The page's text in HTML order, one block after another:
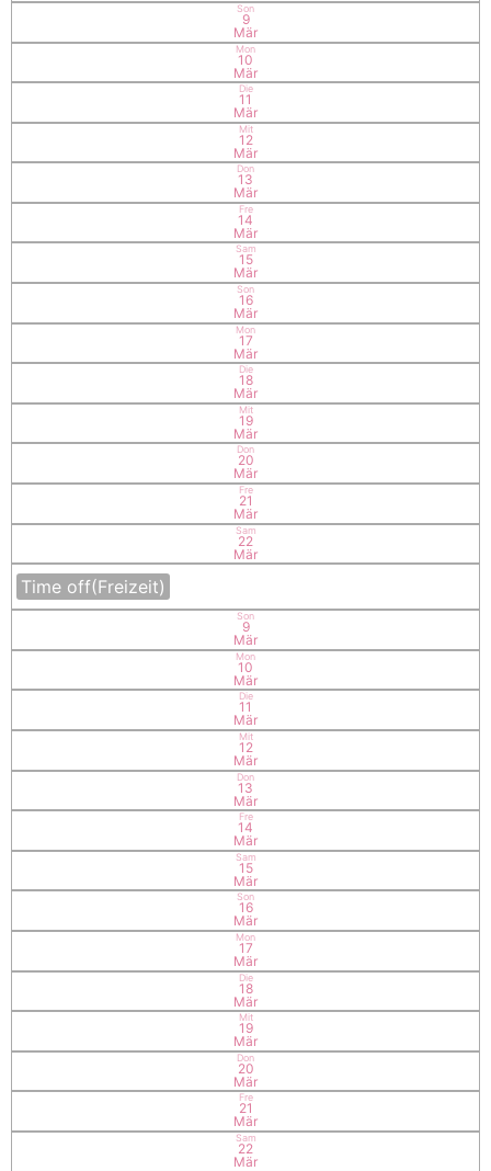
Son
9
Mär
Mon
10
Mär
Die
11
Mär
Mit
12
Mär
Don
13
Mär
Fre
14
Mär
Sam
15
Mär
Son
16
Mär
Mon
17
Mär
Die
18
Mär
Mit
19
Mär
Don
20
Mär
Fre
21
Mär
Sam
22
Mär
Time off(Freizeit)
Son
9
Mär
Mon
10
Mär
Die
11
Mär
Mit
12
Mär
Don
13
Mär
Fre
14
Mär
Sam
15
Mär
Son
16
Mär
Mon
17
Mär
Die
18
Mär
Mit
19
Mär
Don
20
Mär
Fre
21
Mär
Sam
22
Mär